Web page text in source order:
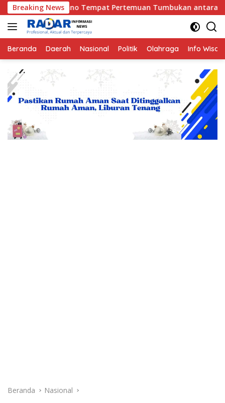
Langsung
ke
konten
Breaking News
Tempat Pertemuan Tumbukan antara Lempeng Indo-
Beranda Daerah Nasional Politik Olahraga Info
Beranda Nasional